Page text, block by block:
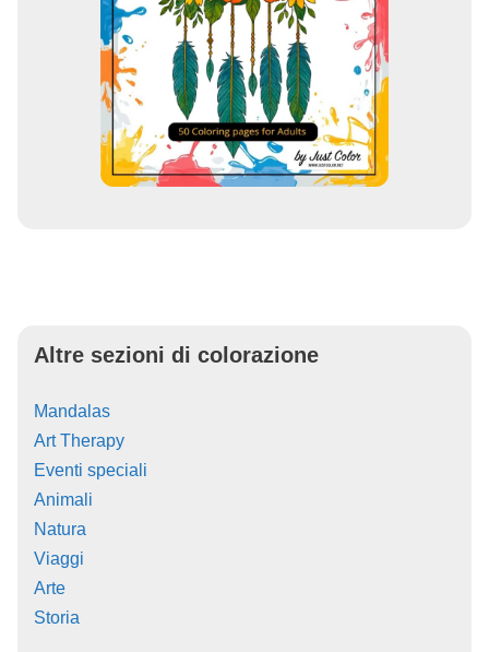
Altre sezioni di colorazione
Mandalas
Art Therapy
Eventi speciali
Animali
Natura
Viaggi
Arte
Storia